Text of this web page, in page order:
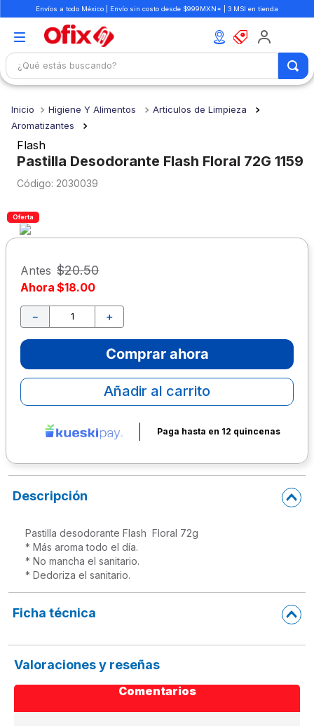
Envíos a todo México | Envío sin costo desde $999MXN* | 3 MSI en tienda
¿Qué estás buscando?
Higiene Y Alimentos
Articulos de Limpieza
Aromatizantes
Flash
Pastilla Desodorante Flash Floral 72G 1159
: 2030039
Oferta
Antes $20.50
Ahora $18.00
＋
－
Comprar ahora
Añadir al carrito
Paga hasta en 12 quincenas
Descripción
Pastilla desodorante Flash  Floral 72g
* Más aroma todo el día.
* No mancha el sanitario.
* Dedoriza el sanitario.
Ficha técnica
Valoraciones y reseñas
Comentarios
1.
mochilas
2.
libretas
3.
cuaderno
4.
cuadernos
5.
6.
boligrafo
sacapuntas
8.
escolar
9
escritorio